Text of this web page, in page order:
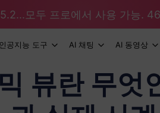
모두 프로에서 사용 가능.
인공지능 도구 AI 채팅 AI 동영상
뷰란 무엇